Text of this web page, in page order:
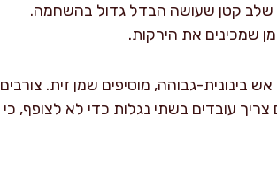
שלב קטן שעושה הבדל גדול בהשחמה.
ורחב עם מכסה (קוטר 28–30 ס"מ) על אש בינונית-גבוהה, מוסיפים שמן זית. צורבים
אם צריך עובדים בשתי נגלות כדי לא לצופף, כי